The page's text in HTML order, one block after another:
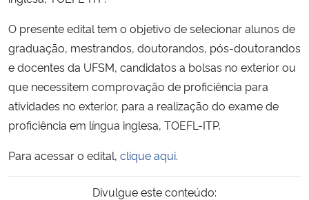
Ministério do Desenvolvimento Regional
Controladoria-Geral da União
Ministério da Mulher, da Família e dos Direitos Humanos
O presente edital tem o objetivo de selecionar alunos de
graduação, mestrandos, doutorandos, pós-doutorandos
e docentes da UFSM, candidatos a bolsas no exterior ou
que necessitem comprovação de proficiência para
atividades no exterior, para a realização do exame de
proficiência em língua inglesa, TOEFL-ITP.
Para acessar o edital, clique aqui.
Divulgue este conteúdo: